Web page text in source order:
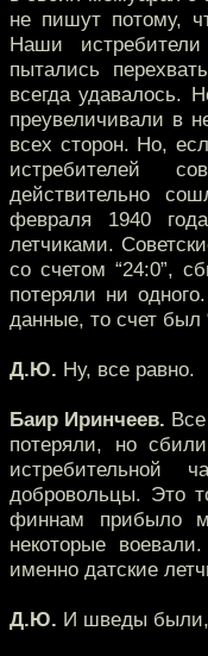
не пишут потому,
Наши
пытались
всегда удавалось.
преувеличивали в
всех сторон. Но,
истребителей
действительно
февраля 1940
летчиками.
со счетом “24:0”,
потеряли ни
данные, то счет был
Д.Ю. Ну, все равно.
Баир Иринчеев.
потеряли, но
истребительной
добровольцы. Это
финнам прибыло
некоторые
именно датские
Д.Ю. И шведы